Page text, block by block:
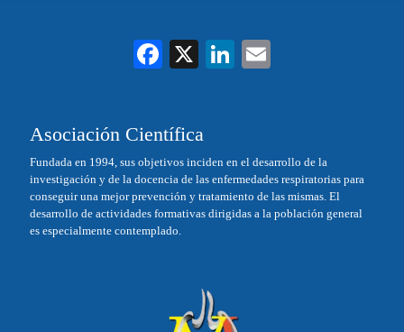
Fa
ok
X
Li
Asociación Científica
Fundada en 1994, sus objetivos inciden en el desarrollo de la
investigación y de la docencia de las enfermedades respiratorias para
conseguir una mejor prevención y tratamiento de las mismas. El
desarrollo de actividades formativas dirigidas a la población general
es especialmente contemplado.